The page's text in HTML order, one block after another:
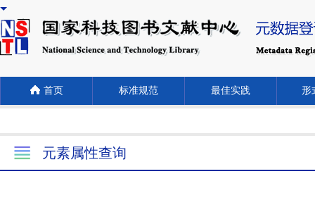
首页 标准规范 最佳实践 形
元素属性查询